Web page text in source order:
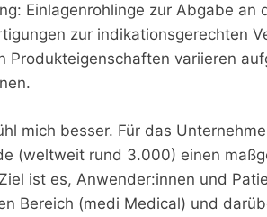
Einlagenrohlinge zur Abgabe
zur indikationsgerechten
Produkteigenschaften variieren
mich besser. Für das
(weltweit rund 3.000) einen
ist es, Anwender:innen und
Bereich (medi Medical) und